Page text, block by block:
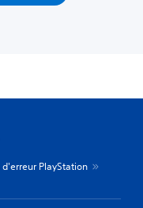
d'erreur PlayStation